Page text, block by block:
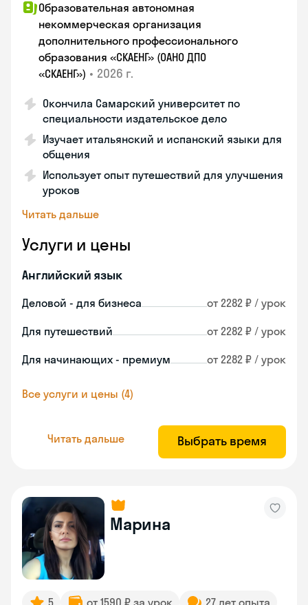
Образовательная автономная
некоммерческая организация
дополнительного профессионального
образования «СКАЕНГ» (ОАНО ДПО
«СКАЕНГ») • 2026 г.
Окончила Самарский университет по
специальности издательское дело
Изучает итальянский и испанский языки для
общения
Использует опыт путешествий для улучшения
уроков
Читать дальше
Услуги и цены
Английский язык
Деловой - для бизнеса от 2282 ₽ / урок
Для путешествий от 2282 ₽ / урок
Для начинающих - премиум от 2282 ₽ / урок
Все услуги и цены (4)
Читать дальше Выбрать время
Марина
5 от 1590 ₽ за урок 27 лет опыта